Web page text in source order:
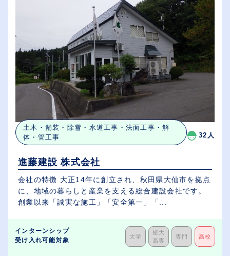
土木・舗装・除雪・水道工事・法面工事・解
体・管工事
32人
進藤建設 株式会社
会社の特徴 大正14年に創立され、秋田県大仙市を拠点
に、地域の暮らしと産業を支える総合建設会社です。
創業以来「誠実な施工」「安全第一」「...
インターンシップ
受け入れ可能対象
大学
短大
高専
専門 高校